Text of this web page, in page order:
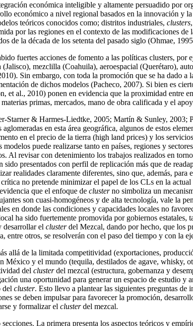
económica inteligible y altamente persuadido por
económico a nivel regional basados en la innovación
teóricos conocidos como; distritos industriales, clusters
por las regiones en el contexto de las modificaciones
de la década de los setenta del pasado siglo (Ohmae,
fuertes acciones de fomento a las políticas clusters,
mezclilla (Coahuila), aeroespacial (Querétaro),
Sin embargo, con toda la promoción que se ha dado
de dichos modelos (Pacheco, 2007). Si bien es
al., 2010) ponen en evidencia que la proximidad entre
primas, mercados, mano de obra calificada y el
Starner & Harmes-Liedtke, 2005; Martín & Sunley, 2003;
aglomeradas en esta área geográfica, algunos de estos
en el precio de la tierra (high land prices) y los
puede realizarse tanto en países, regiones y
Al revisar con detenimiento los trabajos realizados en
sido presentados con perfil de replicación más que de
realidades claramente diferentes, sino que, además,
crítica no pretende minimizar el papel de los CLs en la
que el enfoque de clusterno simboliza un
son cuasi-homogéneos y de alta tecnología, vale la
en donde las condiciones y capacidades locales no
ha sido fuertemente promovida por gobiernos
desarrollar el clusterdel Mezcal, dando por hecho, que los
entre otros, se resolverán con el paso del tiempo y con la
allá de la limitada competitividad (exportaciones,
México y el mundo (tequila, destilados de agave, whisky,
del clusterdel mezcal (estructura, gobernanza y
una oportunidad para generar un espacio de estudio
del cluster. Esto llevo a plantear las siguientes preguntas de
se deben impulsar para favorecer la promoción,
y formalizar el clusterdel mezcal.
La primera presenta los aspectos teóricos y